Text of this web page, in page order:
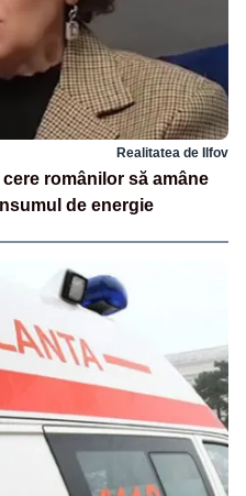
Realitatea de Ilfov
românilor să amâne
de energie